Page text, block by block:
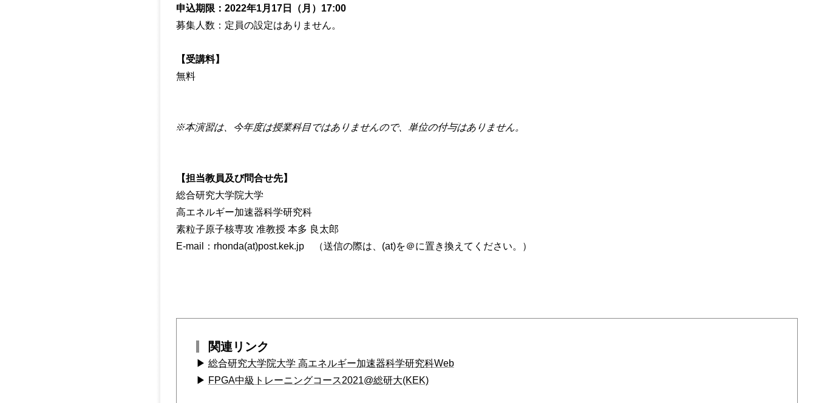
申込期限：2022年1月17日（月）17:00
募集人数：定員の設定はありません。
【受講料】
無料
※本演習は、今年度は授業科目ではありませんので、単位の付与はありません。
【担当教員及び問合せ先】
総合研究大学院大学
高エネルギー加速器科学研究科
素粒子原子核専攻 准教授 本多 良太郎
E-mail：rhonda(at)post.kek.jp （送信の際は、(at)を＠に置き換えてください。）
関連リンク
▶ 総合研究大学院大学 高エネルギー加速器科学研究科Web
▶ FPGA中級トレーニングコース2021@総研大(KEK)